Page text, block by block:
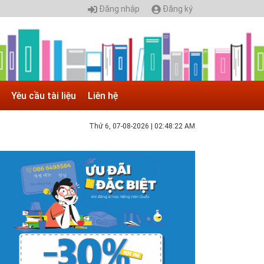
Đăng nhập Đăng ký
Yêu cầu tài liệu Liên hệ
Thứ 6, 07-08-2026 02:48:23 AM
Tuyển sinh 2025, Khoa kỹ thuật hạ tầng và môi
trường đô thị - Đại học Kiến trúc...
tin tuyển sinh đại học 2025 Khoa kỹ thuật hạ tầng và
trường đô thị - Đại học Kiến trúc Hà Nội Tuyển sinh đại
với 280 chỉ tiêu, thời gian đào tạo 4,5 năm
05.04.2020 | 20:30
GIAO LƯU TRỰC TUYẾN - TƯ VẤN TUYỂN SINH ĐẠI
HỌC CHÍNH QUY ĐẠI HỌC KIẾN TRÚC NĂM...